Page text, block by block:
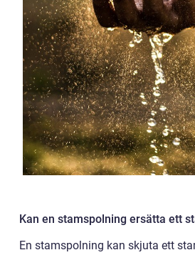
Kan en stamspolning ersätta ett
En stamspolning kan skjuta ett